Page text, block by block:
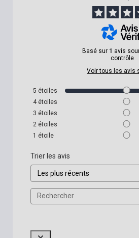
Basé sur 1 avis
contrôle
Voir tous les avis
5 étoiles
4 étoiles
3 étoiles
2 étoiles
1 étoile
Trier les avis